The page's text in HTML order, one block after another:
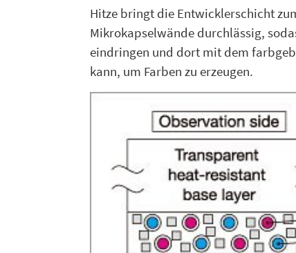
Hitze bringt die Entwicklerschicht
Mikrokapselwände durchlässig,
eindringen und dort mit dem
kann, um Farben zu erzeugen.